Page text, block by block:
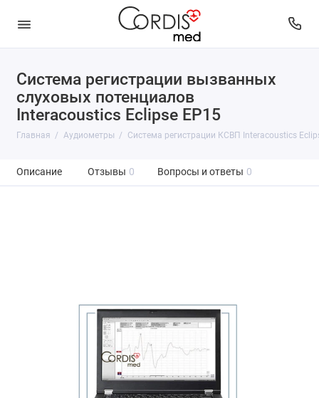
Система регистрации вызванных
слуховых потенциалов
Interacoustics Eclipse EP15
Главная Аудиометры Система регистрации КСВП Interacoustics
Описание Отзывы 0 Вопросы и ответы 0